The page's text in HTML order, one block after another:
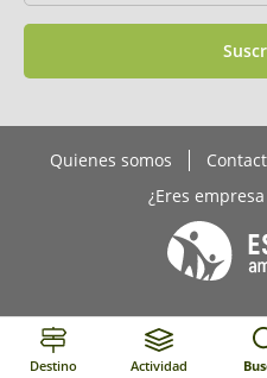
Quienes somos
¿Eres
Destino Actividad